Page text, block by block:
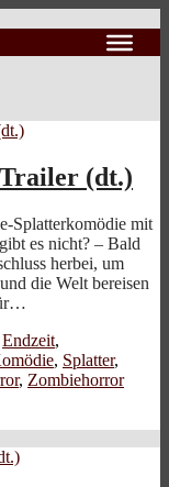
(dt.)
Splatterkomödie mit
es nicht? – Bald
herbei, um
die Welt bereisen
Endzeit,
, Splatter,
, Zombiehorror